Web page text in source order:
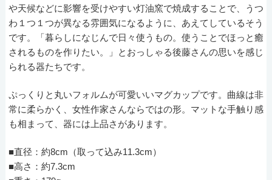
や天候などに影響を受けやすい灯油窯で焼成することで、うつ
わ１つ１つが異なる雰囲気になるように、あえてしているそう
です。「暮らしになじんで日々使うもの。使うことでほっと癒
されるものを作りたい。」とおっしゃる後藤さんの思いを感じ
られる器たちです。
ぷっくりと丸いフォルムが可愛いいマグカップです。曲線は非
常に柔らかく、女性作家さんならではの形。マットな手触り感
も相まって、器には上品さがあります。
■直径：約8cm（取って込み11.3cm）
■高さ：約7.3cm